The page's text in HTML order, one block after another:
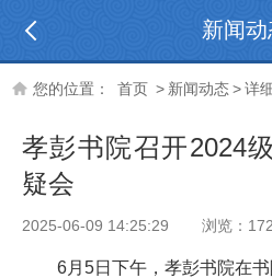
新闻动
您的位置： 首页 > 新闻动态>详
孝彭书院召开2024
疑会
2025-06-09 14:25:29 浏览： 172
6月5日下午，孝彭书院在